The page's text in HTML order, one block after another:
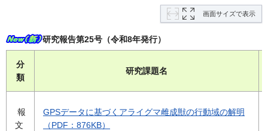
画面サイズで表示
研究報告第25号（令和8年発行）
分
類
研究課題名
報
文
GPSデータに基づくアライグマ雌成獣の行動域の解明
（PDF：876KB）